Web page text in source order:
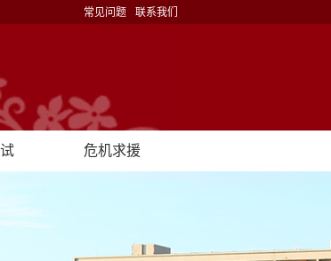
常见问题 联系我们
危机求援